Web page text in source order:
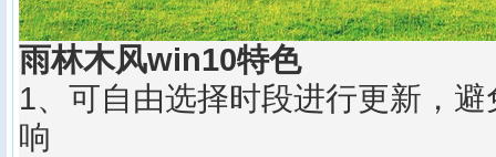
雨林木风win10特色
1、可自由选择时段进行更新，
响